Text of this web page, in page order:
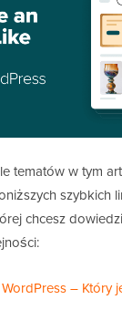
tematów w tym
szybkich
chcesz
– Który